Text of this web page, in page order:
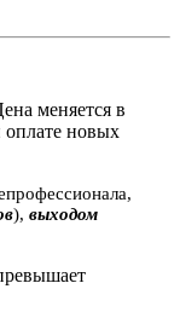
меняется в
оплате новых
), выходом